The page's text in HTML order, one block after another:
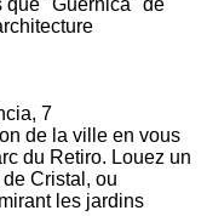
7
de la ville en vous
du Retiro. Louez un
Cristal, ou
les jardins